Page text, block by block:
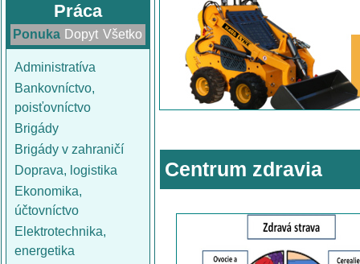
Práca
Ponuka Dopyt Všetko
Administratíva
Bankovníctvo,
poisťovníctvo
Brigády
Brigády v zahraničí
Doprava, logistika
Ekonomika,
účtovníctvo
Elektrotechnika,
energetika
Centrum zdravia